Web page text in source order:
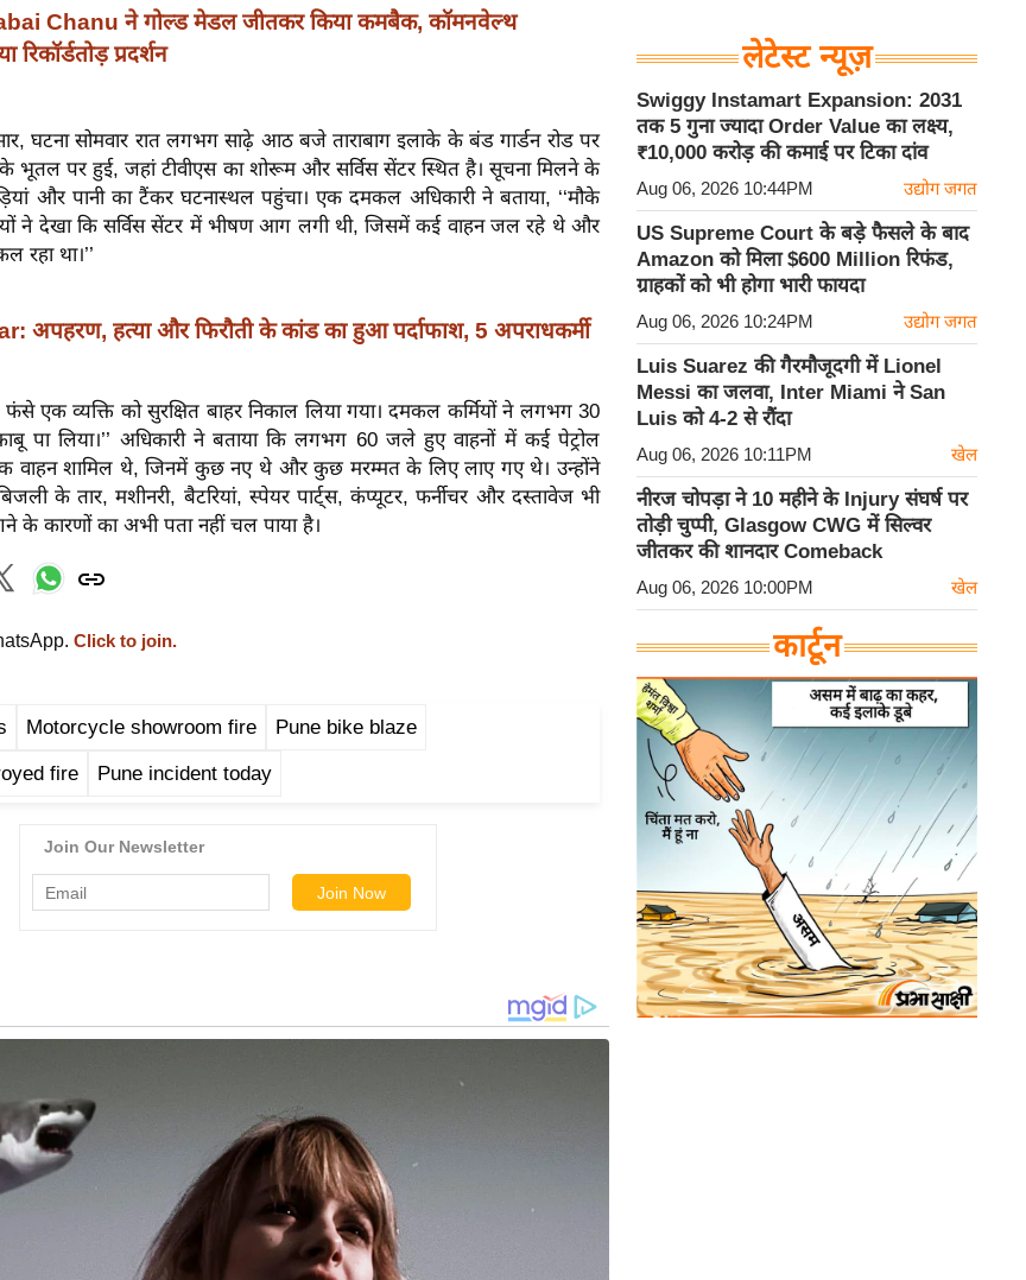
Chanu ने गोल्ड मेडल जीतकर किया कमबैक, कॉमनवेल्थ
प्रदर्शन
घटना सोमवार रात लगभग साढ़े आठ बजे ताराबाग इलाके के बंड गार्डन रोड पर
के भूतल पर हुई, जहां टीवीएस का शोरूम और सर्विस सेंटर स्थित है। सूचना मिलने के
और पानी का टैंकर घटनास्थल पहुंचा। एक दमकल अधिकारी ने बताया, ‘‘मौके
ने देखा कि सर्विस सेंटर में भीषण आग लगी थी, जिसमें कई वाहन जल रहे थे और
रहा था।’’
अपहरण, हत्या और फिरौती के कांड का हुआ पर्दाफाश, 5 अपराधकर्मी
फंसे एक व्यक्ति को सुरक्षित बाहर निकाल लिया गया। दमकल कर्मियों ने लगभग 30
पा लिया।’’ अधिकारी ने बताया कि लगभग 60 जले हुए वाहनों में कई पेट्रोल
वाहन शामिल थे, जिनमें कुछ नए थे और कुछ मरम्मत के लिए लाए गए थे। उन्होंने
के तार, मशीनरी, बैटरियां, स्पेयर पार्ट्स, कंप्यूटर, फर्नीचर और दस्तावेज भी
के कारणों का अभी पता नहीं चल पाया है।
Click to join.
Motorcycle showroom fire Pune bike blaze
fire Pune incident today
लेटेस्ट न्यूज़
Swiggy Instamart Expansion: 2031
तक 5 गुना ज्यादा Order Value का लक्ष्य,
₹10,000 करोड़ की कमाई पर टिका दांव
Aug 06, 2026 10:44PM उद्योग जगत
US Supreme Court के बड़े फैसले के बाद
Amazon को मिला $600 Million रिफंड,
ग्राहकों को भी होगा भारी फायदा
Aug 06, 2026 10:24PM उद्योग जगत
Luis Suarez की गैरमौजूदगी में Lionel
Messi का जलवा, Inter Miami ने San
Luis को 4-2 से रौंदा
Aug 06, 2026 10:11PM खेल
नीरज चोपड़ा ने 10 महीने के Injury संघर्ष पर
तोड़ी चुप्पी, Glasgow CWG में सिल्वर
जीतकर की शानदार Comeback
Aug 06, 2026 10:00PM खेल
कार्टून